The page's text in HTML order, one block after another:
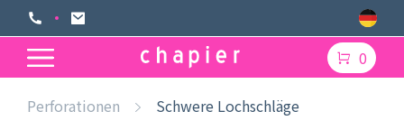
0
Perforationen Schwere Lochschläge